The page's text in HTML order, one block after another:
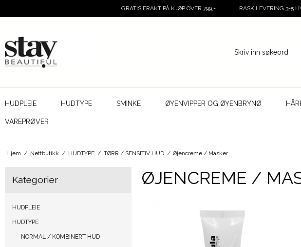
GRATIS FRAKT PÅ KJØP OVER 799,- RASK LEVERING 3-5
HUDPLEIE HUDTYPE SMINKE ØYENVIPPER OG ØYENBRYNØ
VAREPRØVER
Hjem / Nettbutikk / HUDTYPE / TØRR / SENSITIV HUD / Øjencreme / Masker
Kategorier
HUDPLEIE
HUDTYPE
NORMAL / KOMBINERT HUD
ØJENCREME /